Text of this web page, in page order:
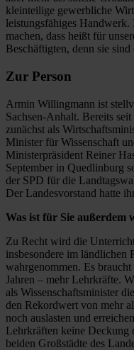
kleinteilige gewerbliche
leistungsfähiges
machen, dass heißt für
Beschäftigten, denn sie
Zur Person
Armin Willingmann ist
Sachsen-Anhalt. Bereits
zunächst als
Minister für Wissenschaft
Ministerpräsident Reiner
September in Quedlinburg
der SPD für die
Der Landesvorstand hatte
Was ist für Sie außerdem
Zu Recht wird die
insbesondere im ländlichen
wahrgenommen. Es
Jahren – mehr Lehrkräfte.
als Wissenschaftsminister
den Rekordwert von mehr
noch auslasten und
Lehrkräften keine Deckung
beiden Großstädte des